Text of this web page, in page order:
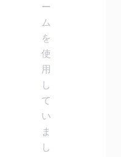
ー
ム
を
使
用
し
て
い
ま
し